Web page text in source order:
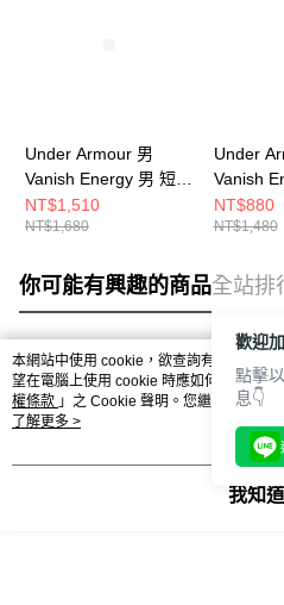
Under Armour 男
Vanish Energy 男 短袖
上衣 1383973-100
NT$1,510
NT$1,680
Under
Vanish
短袖上衣
647
NT$880
NT$1,480
你可能有興趣的商品全站排
熱門標籤
本網站中使用 cookie，欲查詢有關本網站
望在電腦上使用 cookie 時應如何變更電腦
權條款 」之 Cookie 聲明。您繼續使用本
用條款之 Cookie 聲明使用 cookie。
了解更多 >
我知
歡迎
點擊
息👇